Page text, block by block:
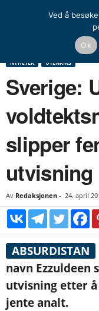
Sverige:
NYHETER UTENRIKS
Sverige:
slipper
utvisning
Av Redaksjonen - 24. april
ABSURDISTAN
navn Ezzuldeen
utvisning etter
jente analt.
Ved å
Ok